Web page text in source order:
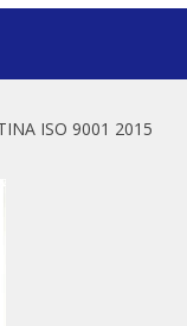
ISO 9001 2015